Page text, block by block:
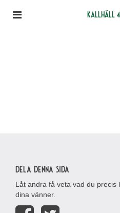
Kallhäll
Dela denna sida
Låt andra få veta vad du precis
dina vänner.